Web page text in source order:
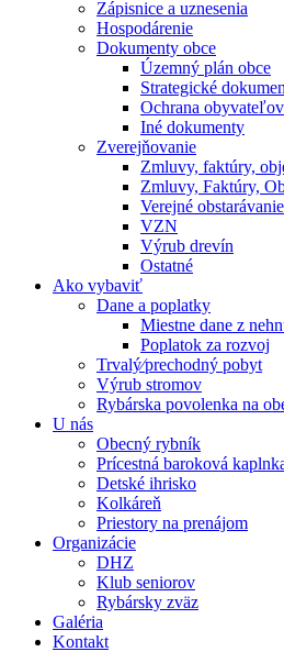
Zápisnice a uznesenia
Hospodárenie
Dokumenty obce
Územný plán obce
Strategické
Ochrana obyvateľov
Iné dokumenty
Zverejňovanie
Zmluvy, faktúry,
Zmluvy, Faktúry,
Verejné obstarávanie
VZN
Výrub drevín
Ostatné
Ako vybaviť
Dane a poplatky
Miestne dane z
Poplatok za rozvoj
Trvalý⁄prechodný pobyt
Výrub stromov
Rybárska povolenka na
U nás
Obecný rybník
Prícestná baroková
Detské ihrisko
Kolkáreň
Priestory na prenájom
Organizácie
DHZ
Klub seniorov
Rybársky zväz
Galéria
Kontakt